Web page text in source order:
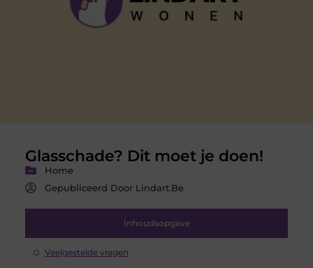
Glasschade? Dit moet je doen!
Home
Gepubliceerd Door Lindart.be
Inhoudsopgave
Veelgestelde vragen